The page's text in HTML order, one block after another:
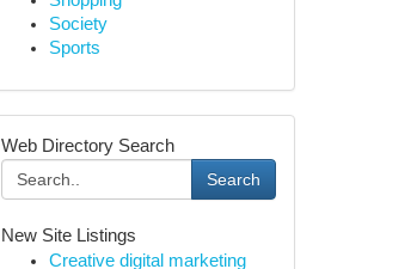
Society
Sports
Web Directory Search
Search
New Site Listings
Creative digital marketing